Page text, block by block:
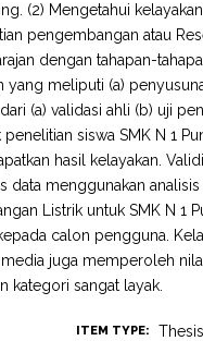
(2) Mengetahui
pengembangan atau
dengan tahapan-
yang meliputi (a)
(a) validasi ahli (b) uji
penelitian siswa SMK N 1
hasil kelayakan.
data menggunakan
Listrik untuk SMK N 1
calon pengguna.
juga memperoleh
kategori sangat layak.
ITEM TYPE: